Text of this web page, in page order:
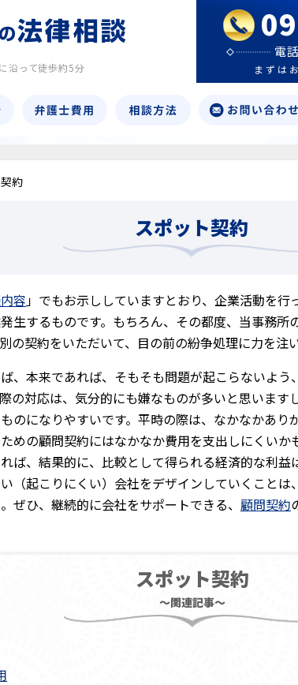
沿って徒歩約5分
電
まずは
約
スポット契約
容」でもお示ししていますとおり、企業活動を行
生するものです。もちろん、その都度、当事務所
の契約をいただいて、目の前の紛争処理に力を注
、本来であれば、そもそも問題が起こらないよう
の対応は、気分的にも嫌なものが多いと思います
のになりやすいです。平時の際は、なかなかあり
めの顧問契約にはなかなか費用を支出しにくいか
ば、結果的に、比較として得られる経済的な利益
（起こりにくい）会社をデザインしていくことは
ぜひ、継続的に会社をサポートできる、 顧問契約
スポット契約
～関連記事～